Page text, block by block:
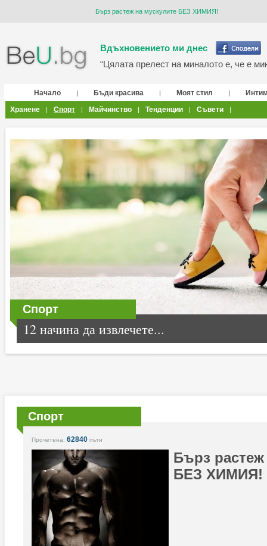
Бърз растеж на мускулите БЕЗ ХИМИЯ!
Вдъхновението ми днес
“Цялата прелест на миналото е, че е
Начало | Бъди красива | Моят стил |
Хранене
| Спорт | Майчинство | Тенденции | Съвети |
Спорт
12 начина да извлечете...
Спорт
Прочетена: 62840 пъти
Бърз растеж
БЕЗ ХИМИЯ!